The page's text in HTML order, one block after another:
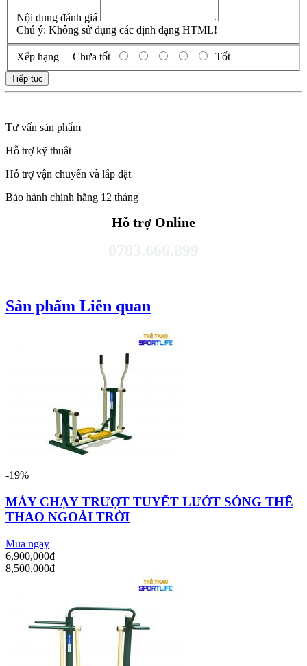
Nội dung đánh giá
Chú ý: Không sử dụng các định dạng HTML!
Xếp hạng Chưa tốt Tốt
Tiếp tục
Tư vấn sản phẩm
Hỗ trợ kỹ thuật
Hỗ trợ vận chuyển và lắp đặt
Bảo hành chính hãng 12 tháng
Hỗ trợ Online
Sản phẩm Liên quan
-19%
MÁY CHẠY TRƯỢT TUYẾT LƯỚT SÓNG THỂ
THAO NGOÀI TRỜI
Mua ngay
6,900,000đ
8,500,000đ